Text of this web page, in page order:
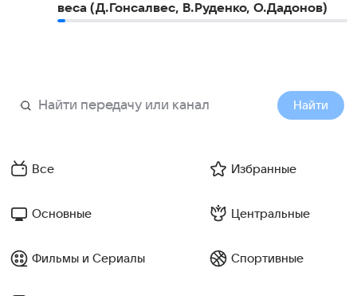
веса (Д.Гонсалвес, В.Руденко, О.Дадонов)
Найти
Все Избранные
Основные Центральные
Фильмы и Сериалы Спортивные